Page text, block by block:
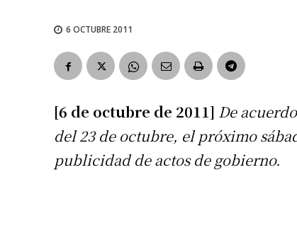
6 OCTUBRE 2011
[6 de octubre de 2011] De
del 23 de octubre, el próximo
publicidad de actos de gobierno.